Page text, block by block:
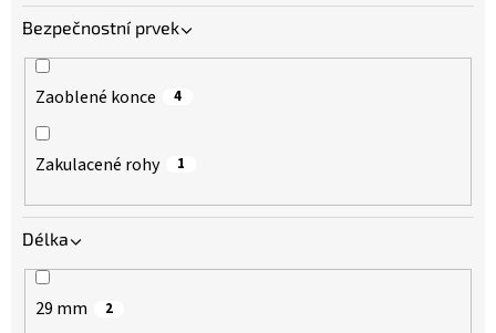
Bezpečnostní prvek
Zaoblené konce 4
Zakulacené rohy 1
Délka
29 mm 2